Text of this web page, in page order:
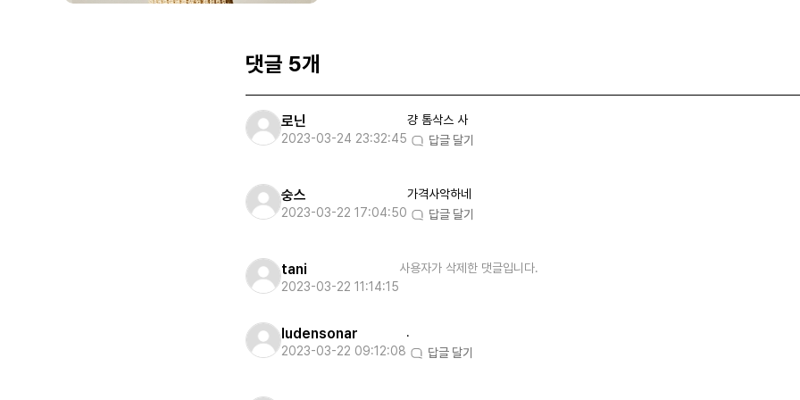
댓글 5개
로닌
2023-03-24 23:32:45
걍 톰삭스 사
답글 달기
숭스
2023-03-22 17:04:50
가격사악하네
답글 달기
tani
2023-03-22 11:14:15
사용자가 삭제한 댓글입니다.
ludensonar
2023-03-22 09:12:08
.
답글 달기